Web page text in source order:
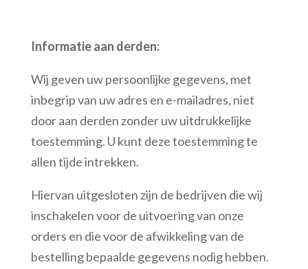
Informatie aan derden:
Wij geven uw persoonlijke gegevens, met
inbegrip van uw adres en e-mailadres, niet
door aan derden zonder uw uitdrukkelijke
toestemming. U kunt deze toestemming te
allen tijde intrekken.
Hiervan uitgesloten zijn de bedrijven die wij
inschakelen voor de uitvoering van onze
orders en die voor de afwikkeling van de
bestelling bepaalde gegevens nodig hebben.